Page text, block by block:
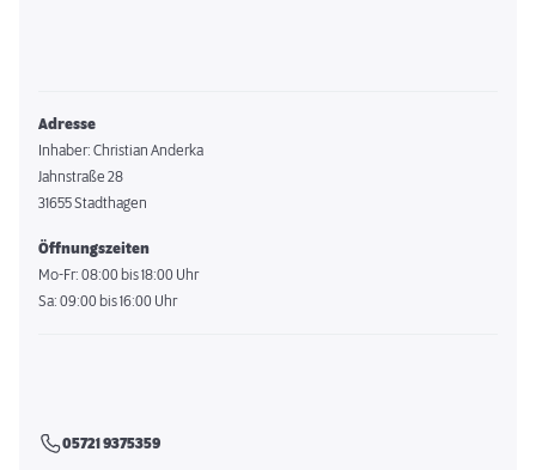
Adresse
Inhaber: Christian Anderka
Jahnstraße 28
31655 Stadthagen
Öffnungszeiten
Mo-Fr: 08:00 bis 18:00 Uhr
Sa: 09:00 bis 16:00 Uhr
05721 9375359